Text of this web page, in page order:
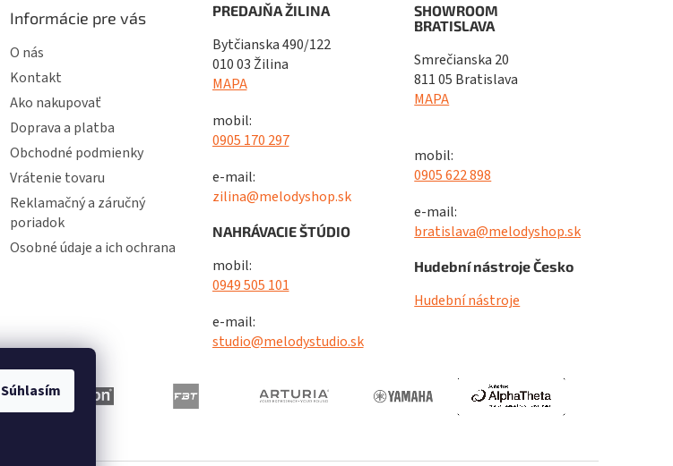
Súhlasím
Informácie pre vás
O nás
Kontakt
Ako nakupovať
Doprava a platba
Obchodné podmienky
Vrátenie tovaru
Reklamačný a záručný
poriadok
Osobné údaje a ich ochrana
PREDAJŇA ŽILINA
Bytčianska 490/122
010 03 Žilina
MAPA
mobil:
0905 170 297
e-mail:
zilina@melodyshop.sk
NAHRÁVACIE ŠTÚDIO
mobil:
0949 505 101
e-mail:
studio@melodystudio.sk
SHOWROOM
BRATISLAVA
Smrečianska 20
811 05 Bratislava
MAPA
mobil:
0905 622 898
e-mail:
bratislava@melodyshop.sk
Hudební nástroje Česko
Hudební nástroje